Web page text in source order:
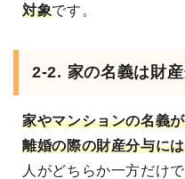
対象です。
2-2. 家の名義は財
家やマンションの名義
離婚の際の財産分与に
人がどちらか一方だけ